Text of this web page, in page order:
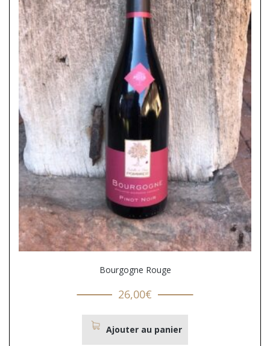
Bourgogne Rouge
26,00€
Ajouter au panier